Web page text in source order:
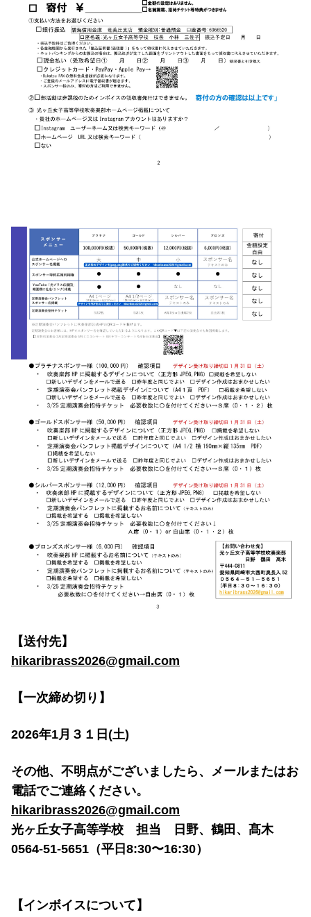
【送付先】
hikaribrass2026@gmail.com
【一次締め切り】
2026年1月３１日(土)
その他、不明点がございましたら、メールまたはお
電話でご連絡ください。
hikaribrass2026@gmail.com
光ヶ丘女子高等学校　担当　日野、鶴田、髙木
0564-51-5651（平日8:30〜16:30）
【インボイスについて】